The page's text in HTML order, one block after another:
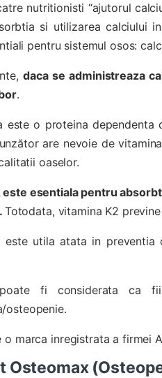
nutritionisti “ajutorul
si utilizarea calciului
pentru sistemul osos:
daca se administreaza
.
este o proteina
are nevoie de
oaselor.
este esentiala pentru
Totodata, vitamina K2
este utila atata in
poate fi considerata ca
osteopenie.
marca inregistrata a firmei
Osteomax